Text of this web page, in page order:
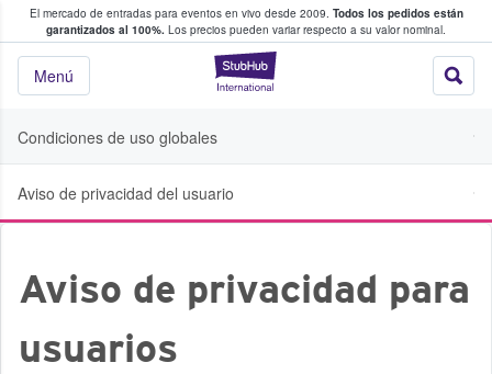
El mercado de entradas para eventos en vivo desde 2009. Todos los pedidos están
garantizados al 100%. Los precios pueden variar respecto a su valor nominal.
StubHub:
Menú
y venta de entradas entre fans
Condiciones de uso globales
Aviso de privacidad del usuario
Aviso de privacidad para
usuarios